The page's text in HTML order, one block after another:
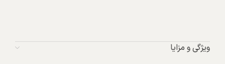
ویژگی و مزایا